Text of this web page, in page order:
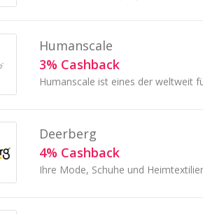
Humanscale
3% Cashback
Deerberg
4% Cashback